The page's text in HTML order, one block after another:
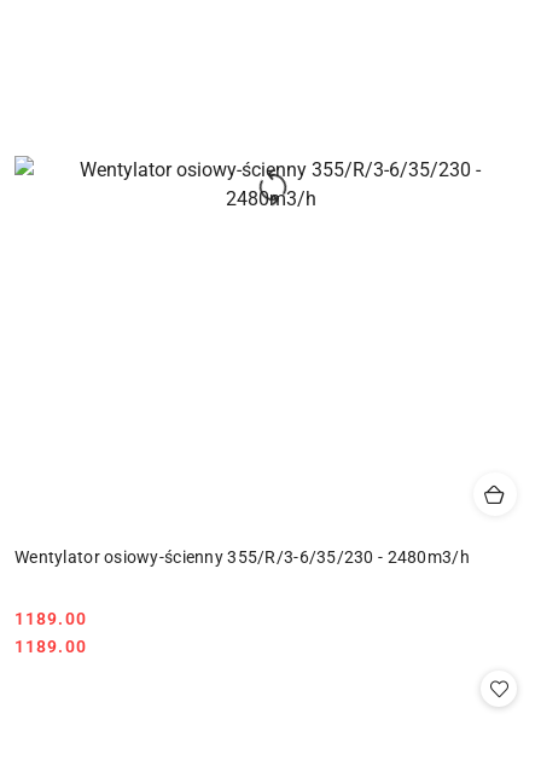
Wentylator osiowy-ścienny 355/R/3-6/35/230 - 2480m3/h
Cena:
1189.00
Cena:
1189.00